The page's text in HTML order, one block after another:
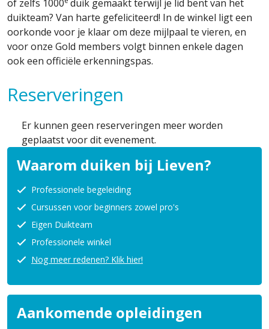
of zelfs 1000 duik gemaakt terwijl je lid bent van het
duikteam? Van harte gefeliciteerd! In de winkel ligt een
oorkonde voor je klaar om deze mijlpaal te vieren, en
voor onze Gold members volgt binnen enkele dagen
ook een officiële erkenningspas.
Reserveringen
Er kunnen geen reserveringen meer worden
geplaatst voor dit evenement.
Waarom duiken bij Lieven?
Professionele begeleiding
Cursussen voor beginners zowel pro's
Eigen Duikteam
Professionele winkel
Nog meer redenen? Klik hier!
Aankomende opleidingen